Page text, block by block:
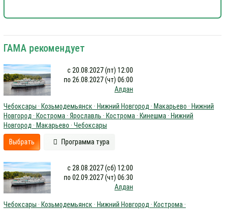
ГАМА рекомендует
с 20.08.2027 (пт) 12:00
по 26.08.2027 (чт) 06:00
Алдан
Чебоксары · Козьмодемьянск · Нижний Новгород · Макарьево · Нижний
Новгород · Кострома · Ярославль · Кострома · Кинешма · Нижний
Новгород · Макарьево · Чебоксары
Выбрать Программа тура
с 28.08.2027 (сб) 12:00
по 02.09.2027 (чт) 06:30
Алдан
Чебоксары · Козьмодемьянск · Нижний Новгород · Кострома ·